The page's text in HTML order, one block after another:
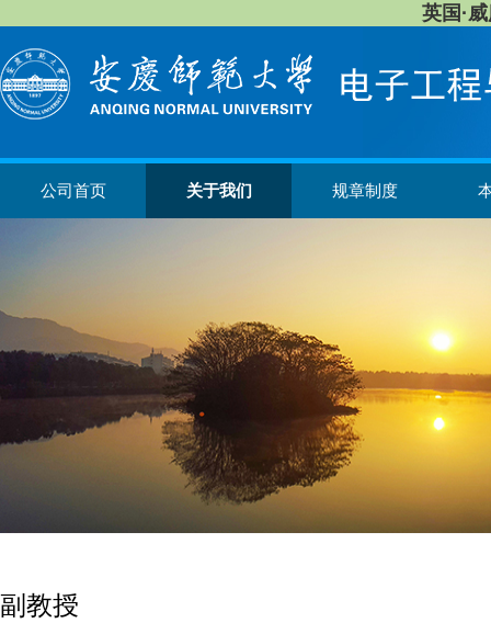
英国·
公司首页 关于我们 规章制度
副教授